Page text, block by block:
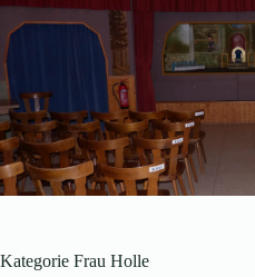
Kategorie Frau Holle